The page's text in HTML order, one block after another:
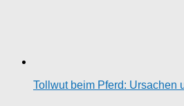
Tollwut beim Pferd: Ursachen